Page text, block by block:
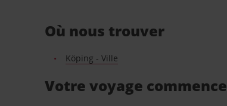
Où nous trouver
Köping - Ville
Votre voyage